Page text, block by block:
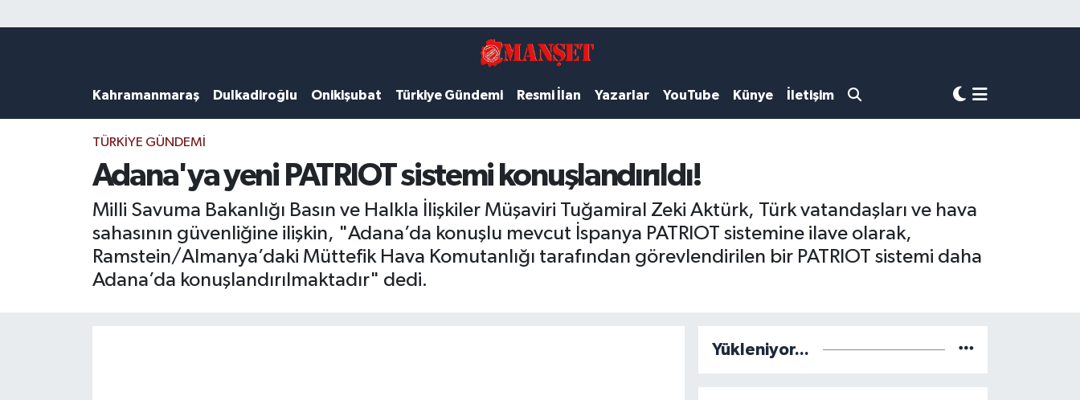
Kahramanmaraş Dulkadiroğlu Onikişubat Türkiye Gündemi Resmi İlan Yazarlar YouTube Künye İletişim
TÜRKIYE GÜNDEMI
Adana'ya yeni PATRIOT sistemi konuşlandırıldı!
Milli Savuma Bakanlığı Basın ve Halkla İlişkiler Müşaviri Tuğamiral Zeki Aktürk, Türk vatandaşları ve hava
sahasının güvenliğine ilişkin, "Adana’da konuşlu mevcut İspanya PATRIOT sistemine ilave olarak,
Ramstein/Almanya’daki Müttefik Hava Komutanlığı tarafından görevlendirilen bir PATRIOT sistemi daha
Adana’da konuşlandırılmaktadır" dedi.
Yükleniyor...
DULKADİROĞLU
KAHRAMANMARAŞ
ONİKİŞUBAT
ÖZEL HABER
Kahramanmaraş Hava Durumu
Kahramanmaraş Trafik Yoğunluk Haritası
Süper Lig Puan Durumu ve Fikstür
Tüm Manşetler
Son Dakika Haberleri